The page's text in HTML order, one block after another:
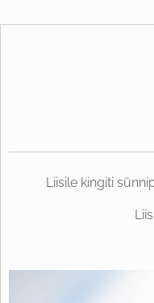
Liisile kingiti